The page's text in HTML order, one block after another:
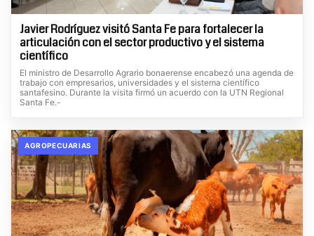
Javier Rodríguez visitó Santa Fe para fortalecer la
articulación con el sector productivo y el sistema
científico
El ministro de Desarrollo Agrario bonaerense encabezó una agenda de
trabajo con empresarios, universidades y el sistema científico
santafesino. Durante la visita firmó un acuerdo con la UTN Regional
Santa Fe.-
AGROPECUARIAS